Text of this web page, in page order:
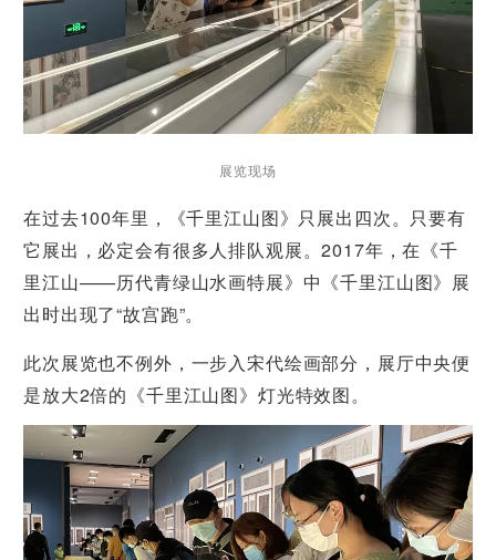
展览现场
在过去100年里，《千里江山图》只展出四次。只要有
它展出，必定会有很多人排队观展。2017年，在《千
里江山——历代青绿山水画特展》中《千里江山图》展
出时出现了“故宫跑”。
此次展览也不例外，一步入宋代绘画部分，展厅中央便
是放大2倍的《千里江山图》灯光特效图。